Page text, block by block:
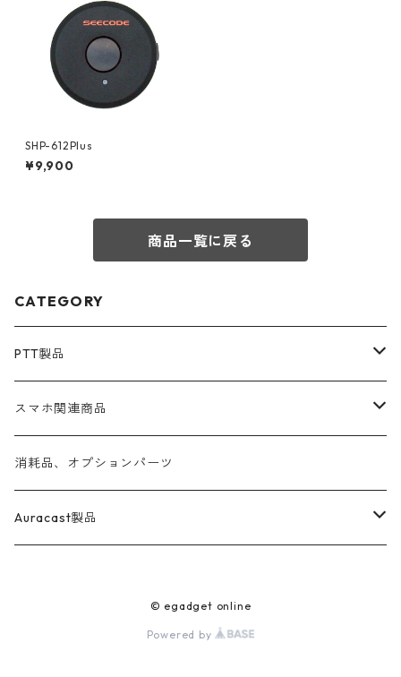
SHP-612Plus
¥9,900
商品一覧に戻る
CATEGORY
PTT製品
SEECODE
AICOM
PTTFree
スマホ関連商品
完全ワイヤレスイヤホン
消耗品、オプションパーツ
Auracast製品
© egadget online
Powered by